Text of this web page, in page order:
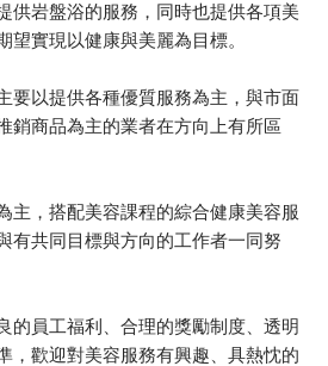
供岩盤浴的服務，同時也提供各項美
望實現以健康與美麗為目標。
要以提供各種優質服務為主，與市面
銷商品為主的業者在方向上有所區
主，搭配美容課程的綜合健康美容服
有共同目標與方向的工作者一同努
的員工福利、合理的獎勵制度、透明
，歡迎對美容服務有興趣、具熱忱的